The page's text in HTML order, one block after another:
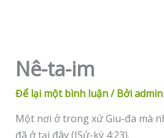
Nê-ta-im
Để lại một bình luận/ Bởiadmin
Một nơi ở trong xứ Giu-đa mà
đã ở tại đây (ISử-ký 4:23).